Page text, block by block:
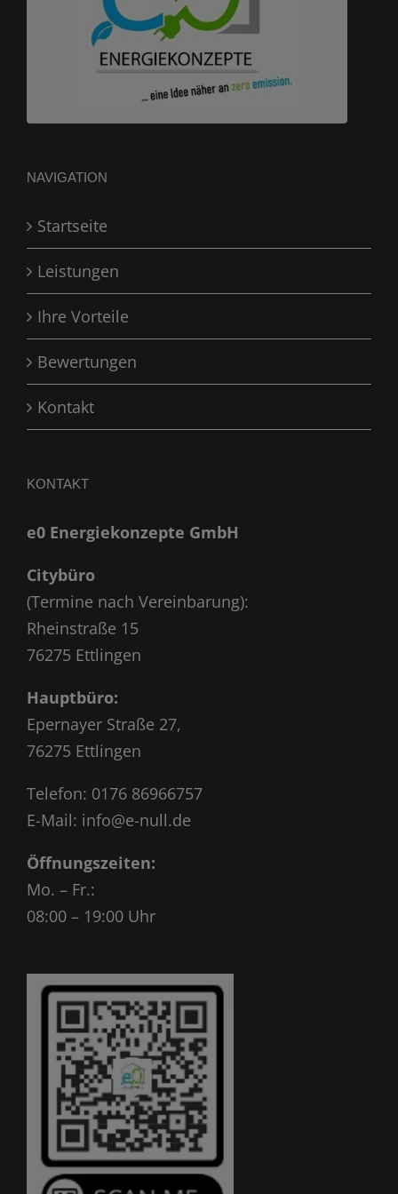
NAVIGATION
Startseite
Leistungen
Ihre Vorteile
Bewertungen
Kontakt
KONTAKT
e0 Energiekonzepte GmbH
Citybüro
(Termine nach Vereinbarung):
Rheinstraße 15
76275 Ettlingen
Hauptbüro:
Epernayer Straße 27,
76275 Ettlingen
Telefon: 0176 86966757
E-Mail: info@e-null.de
Öffnungszeiten:
Mo. – Fr.:
08:00 – 19:00 Uhr